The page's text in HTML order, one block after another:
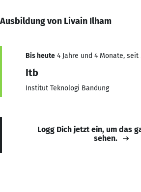
Ausbildung von Livain Ilham
Bis heute 4 Jahre und 4 Monate, seit
Itb
Institut Teknologi Bandung
Logg Dich jetzt ein, um das
sehen.